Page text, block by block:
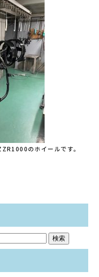
のホイールです。